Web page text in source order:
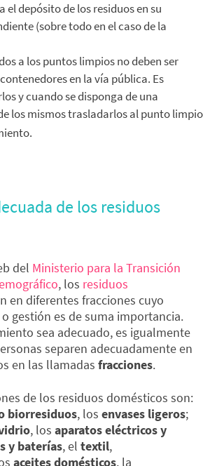
depósito de los residuos en su
(sobre todo en el caso de la
a los puntos limpios no deben ser
en la vía pública. Es
y cuando se disponga de una
los mismos trasladarlos al punto limpio
de los residuos
del Ministerio para la Transición
, los residuos
en diferentes fracciones cuyo
gestión es de suma importancia.
sea adecuado, es igualmente
separen adecuadamente en
en las llamadas fracciones.
de los residuos domésticos son:
biorresiduos, los envases ligeros;
, los aparatos eléctricos y
y baterías, el textil,
aceites domésticos, la